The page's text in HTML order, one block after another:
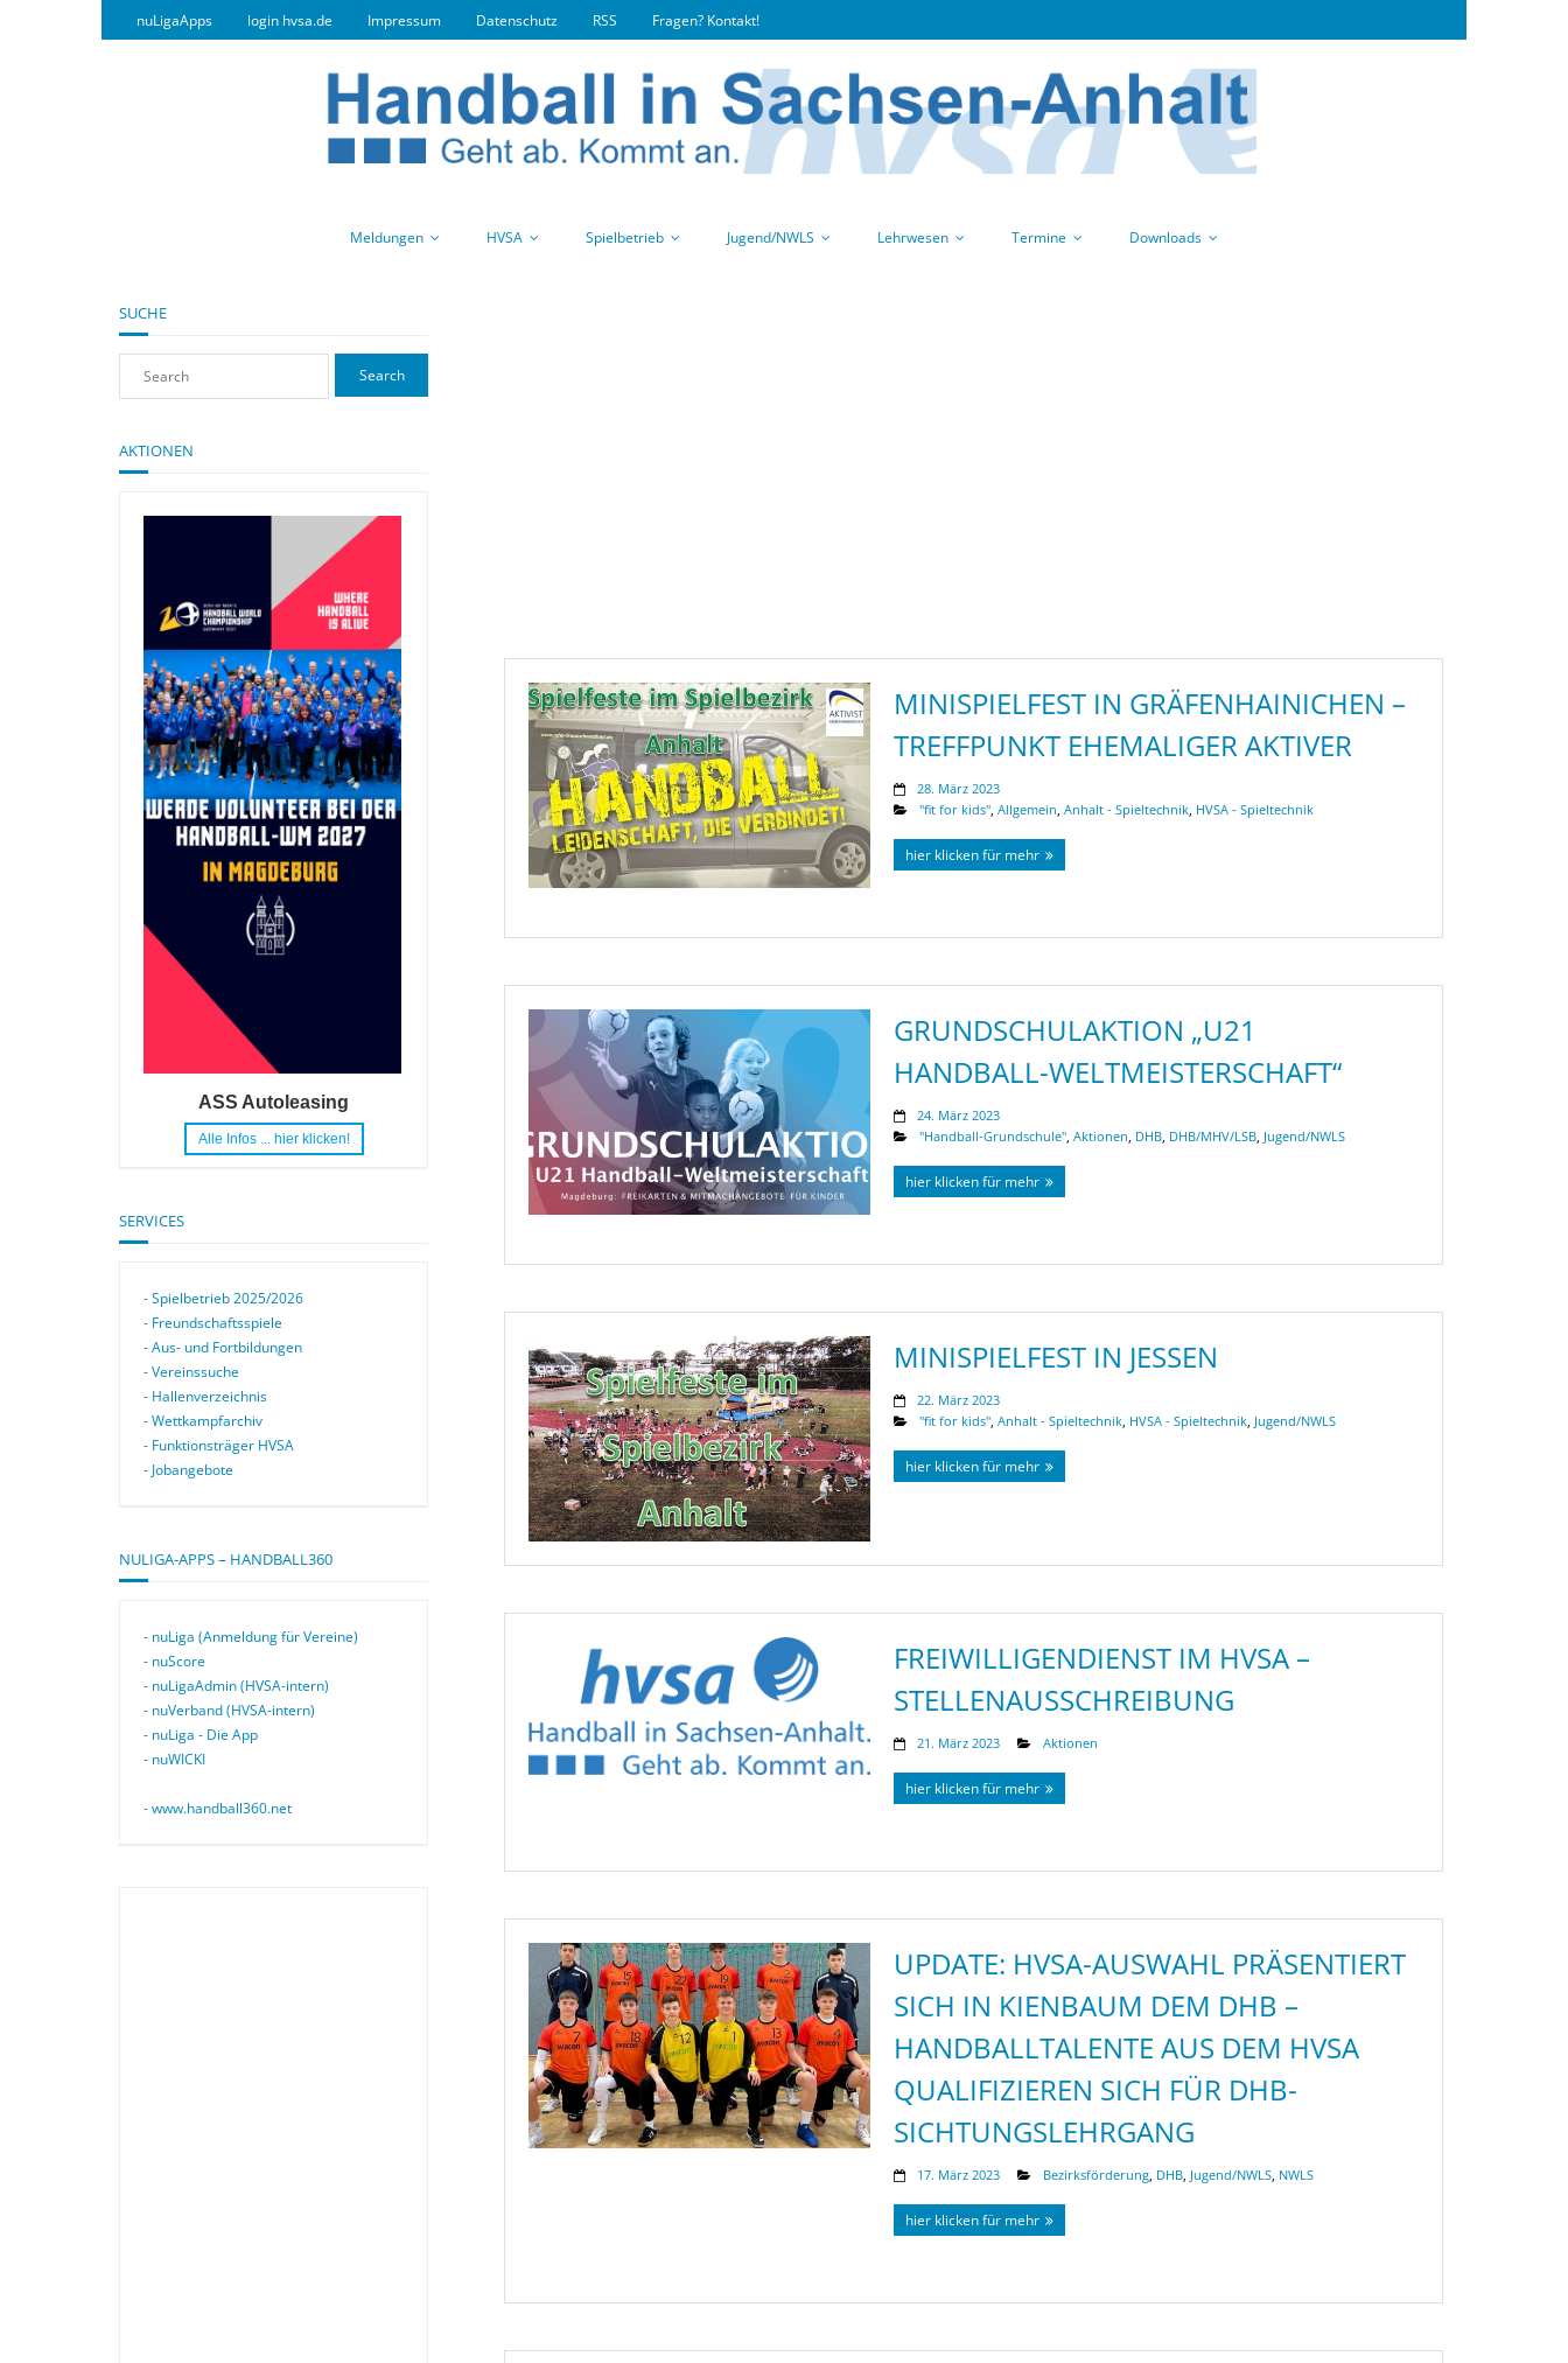
nuLigaApps login hvsa.de Impressum Datenschutz RSS Fragen? Kontakt!
Meldungen HVSA Spielbetrieb Jugend/NWLS Lehrwesen Termine Downloads
MINISPIELFEST IN GRÄFENHAINICHEN –
TREFFPUNKT EHEMALIGER AKTIVER
28. März 2023
"fit for kids",Allgemein,Anhalt - Spieltechnik, HVSA - Spieltechnik
hier klicken für mehr
GRUNDSCHULAKTION „U21
HANDBALL-WELTMEISTERSCHAFT“
24. März 2023
"Handball-Grundschule",Aktionen, DHB, DHB/MHV/LSB, Jugend/NWLS
hier klicken für mehr
MINISPIELFEST IN JESSEN
22. März 2023
"fit for kids",Anhalt - Spieltechnik, HVSA - Spieltechnik, Jugend/NWLS
hier klicken für mehr
FREIWILLIGENDIENST IM HVSA –
STELLENAUSSCHREIBUNG
21. März 2023 Aktionen
hier klicken für mehr
UPDATE: HVSA-AUSWAHL PRÄSENTIERT
SICH IN KIENBAUM DEM DHB –
HANDBALLTALENTE AUS DEM HVSA
QUALIFIZIEREN SICH FÜR DHB-
SICHTUNGSLEHRGANG
17. März 2023 Bezirksförderung DHB Jugend/NWLS NWLS
hier klicken für mehr
SUCHE
AKTIONEN
ASS Autoleasing
Alle Infos ... hier klicken!
SERVICES
- Spielbetrieb 2025/2026
- Freundschaftsspiele
- Aus- und Fortbildungen
- Vereinssuche
- Hallenverzeichnis
- Wettkampfarchiv
- Funktionsträger HVSA
- Jobangebote
NULIGA-APPS – HANDBALL360
- nuLiga (Anmeldung für Vereine)
- nuScore
- nuLigaAdmin (HVSA-intern)
- nuVerband (HVSA-intern)
- nuLiga - Die App
- nuWICKI
- www.handball360.net